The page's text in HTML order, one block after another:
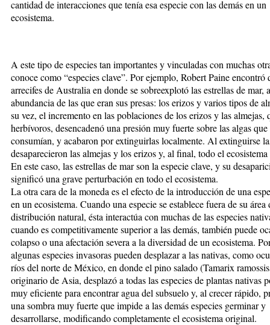
cantidad de interacciones que tenía esa especie con las demás en un
ecosistema.
A este tipo de especies tan importantes y vinculadas con muchas
conoce como “especies clave”. Por ejemplo, Robert Paine encontró
arrecifes de Australia en donde se sobreexplotó las estrellas de mar,
abundancia de las que eran sus presas: los erizos y varios tipos de
su vez, el incremento en las poblaciones de los erizos y las almejas,
herbívoros, desencadenó una presión muy fuerte sobre las algas que
consumían, y acabaron por extinguirlas localmente. Al extinguirse
desaparecieron las almejas y los erizos y, al final, todo el
En este caso, las estrellas de mar son la especie clave, y su
significó una grave perturbación en todo el ecosistema.
La otra cara de la moneda es el efecto de la introducción de una
en un ecosistema. Cuando una especie se establece fuera de su área
distribución natural, ésta interactúa con muchas de las especies
cuando es competitivamente superior a las demás, también puede
colapso o una afectación severa a la diversidad de un ecosistema.
algunas especies invasoras pueden desplazar a las nativas, como
ríos del norte de México, en donde el pino salado (Tamarix
originario de Asia, desplazó a todas las especies de plantas nativas
muy eficiente para encontrar agua del subsuelo y, al crecer rápido,
una sombra muy fuerte que impide a las demás especies germinar y
desarrollarse, modificando completamente el ecosistema original.